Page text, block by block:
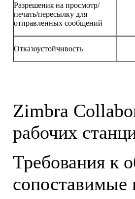
Разрешения на просмотр/
печать/пересылку для
отправленных сообщений
Отказоустойчивость
Zimbra
рабочих
Требования к
сопоставимые